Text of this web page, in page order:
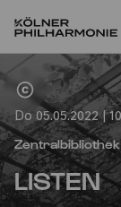
Home
Do 05.05.2022 |
Zentralbibliothek
LISTEN